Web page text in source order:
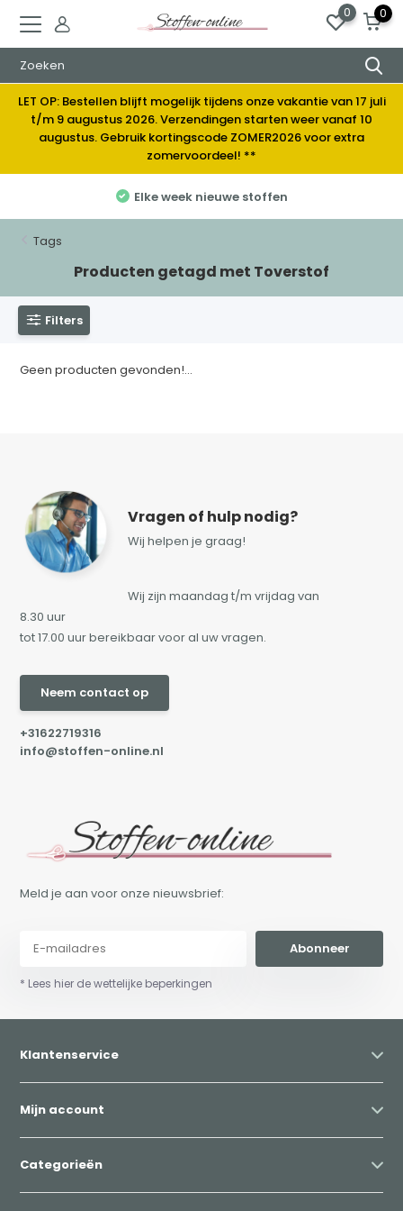
0 0
LET OP: Bestellen blijft mogelijk tijdens onze vakantie van 17 juli
t/m 9 augustus 2026. Verzendingen starten weer vanaf 10
augustus. Gebruik kortingscode ZOMER2026 voor extra
zomervoordeel! **
Elke week nieuwe stoffen
Tags
Producten getagd met Toverstof
Filters
Geen producten gevonden!...
Vragen of hulp nodig?
Wij helpen je graag!
Wij zijn maandag t/m vrijdag van
8.30 uur
tot 17.00 uur bereikbaar voor al uw vragen.
Neem contact op
+31622719316
info@stoffen-online.nl
Meld je aan voor onze nieuwsbrief:
Abonneer
* Lees hier de wettelijke beperkingen
Klantenservice
Mijn account
Categorieën